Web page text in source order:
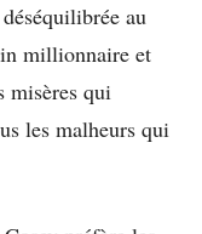
au
millionnaire et
misères qui
les malheurs qui